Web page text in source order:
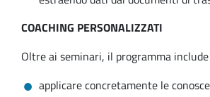
COACHING PERSONALIZZATI
Oltre ai seminari, il programma
applicare concretamente le